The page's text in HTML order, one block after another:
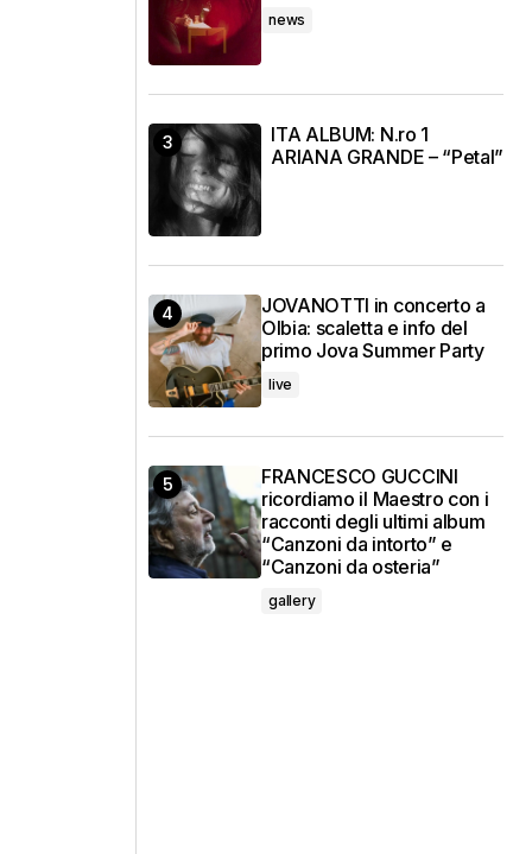
news
ITA ALBUM: N.ro 1
ARIANA GRANDE – “Petal”
JOVANOTTI in concerto a
Olbia: scaletta e info del
primo Jova Summer Party
live
FRANCESCO GUCCINI
ricordiamo il Maestro con i
racconti degli ultimi album
“Canzoni da intorto” e
“Canzoni da osteria”
gallery